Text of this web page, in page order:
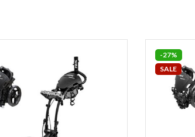
-27%
SALE